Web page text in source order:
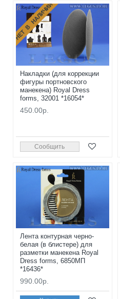
НЕТ В НАЛИЧИИ
Накладки (для коррекции
фигуры портновского
манекена) Royal Dress
forms, 32001 *16054*
450.00р.
Сообщить
Лента контурная черно-
белая (в блистере) для
разметки манекена Royal
Dress forms, 6850МП
*16436*
990.00р.